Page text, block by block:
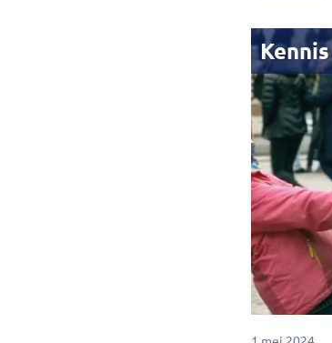
Kennis